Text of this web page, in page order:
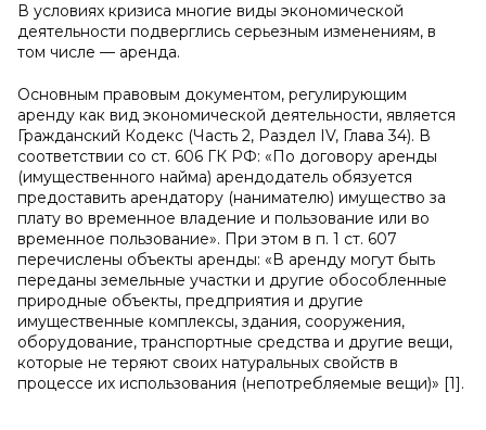
В условиях кризиса многие виды экономической
деятельности подверглись серьезным изменениям, в
том числе — аренда.
Основным правовым документом, регулирующим
аренду как вид экономической деятельности, является
Гражданский Кодекс (Часть 2, Раздел IV, Глава 34). В
соответствии со ст. 606 ГК РФ: «По договору аренды
(имущественного найма) арендодатель обязуется
предоставить арендатору (нанимателю) имущество за
плату во временное владение и пользование или во
временное пользование». При этом в п. 1 ст. 607
перечислены объекты аренды: «В аренду могут быть
переданы земельные участки и другие обособленные
природные объекты, предприятия и другие
имущественные комплексы, здания, сооружения,
оборудование, транспортные средства и другие вещи,
которые не теряют своих натуральных свойств в
процессе их использования (непотребляемые вещи)» [1].